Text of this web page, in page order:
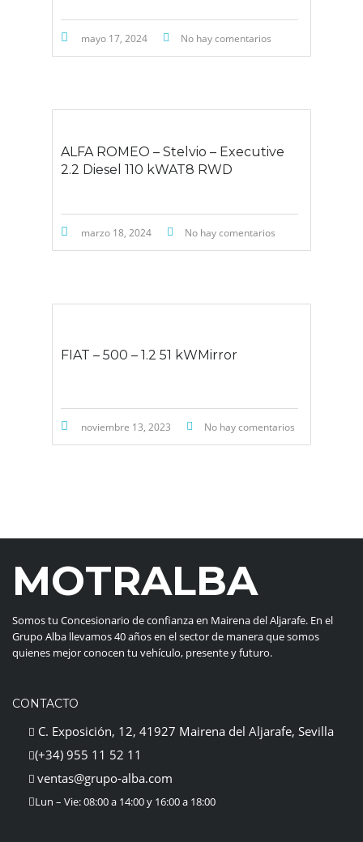
mayo 17, 2024 No hay comentarios
ALFA ROMEO – Stelvio – Executive
2.2 Diesel 110 kWAT8 RWD
marzo 18, 2024 No hay comentarios
FIAT – 500 – 1.2 51 kWMirror
noviembre 13, 2023 No hay comentarios
MOTRALBA
Somos tu Concesionario de confianza en Mairena del Aljarafe. En el
Grupo Alba llevamos 40 años en el sector de manera que somos
quienes mejor conocen tu vehículo, presente y futuro.
CONTACTO
C. Exposición, 12, 41927 Mairena del Aljarafe, Sevilla
(+34) 955 11 52 11
ventas@grupo-alba.com
Lun – Vie: 08:00 a 14:00 y 16:00 a 18:00